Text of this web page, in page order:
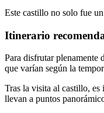
Este castillo no solo fue
Itinerario
Para disfrutar plenamente
que varían según la
Tras la visita al castillo, es
llevan a puntos